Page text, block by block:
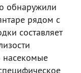
обнаружили
рядом с
составляет
насекомые